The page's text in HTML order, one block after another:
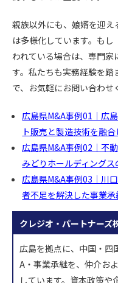
親族以外にも、娘婿を迎
は多様化しています。も
われている場合は、専門
す。私たちも実務経験を踏
で、お気軽にお問い合わせ
広島県M&A事例01｜広
ト販売と製造技術を融
広島県M&A事例02｜不
みどりホールディング
広島県M&A事例03｜川
者不足を解決した事業
クレジオ・パートナーズ
広島を拠点に、中国・四
A・事業承継を、仲介お
しています。資本政策